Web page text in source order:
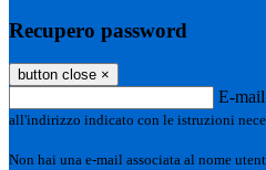
Recupero password
button close ×
E-mail
all'indirizzo indicato con le istruzioni
Non hai una e-mail associata al nome